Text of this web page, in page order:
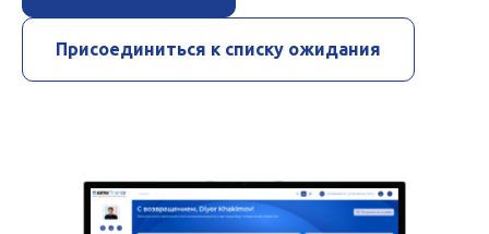
Присоединиться к списку ожидания